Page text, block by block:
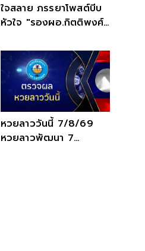
ใจสลาย ภรรยาโพสต์บีบ
หัวใจ "รองผอ.กิตติพงศ์"
หวยลาววันนี้ 7/8/69
หวยลาวพัฒนา 7